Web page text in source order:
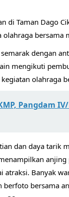
di Taman Dago
olahraga
dengan
mengikuti
olahraga
Pangdam
dan daya tarik
atraksi. Banyak
bersama